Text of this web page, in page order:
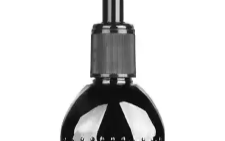
ve üzerindeki işaretler nedeniyle Reddit'te Florida Water ve ritüel
kullanımıyla ilgili tartışmalara yol açtı. Kullanım ve güvenlik
Günlük ve Özel Kullanımlar İçin Uygun
Amber kolonyası, yoğun amber esansı ve doğal içerikleriyle uzun
süre kalıcı, şık ve ferahlatıcı bir koku sunar. Günlük ve özel anlar
için ideal, sıcak ve gizemli aromasıyla öne çıkar.
Erkekler İçin Kalıcı ve Ferah Kolonya Özellikleri ve
Kullanım İpuçları